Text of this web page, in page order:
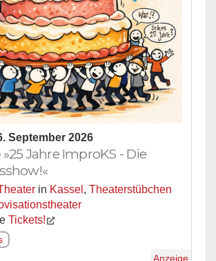
September 2026
»25 Jahre ImproKS - Die
in Kassel , Theaterstübchen
Tickets!
Anzeige